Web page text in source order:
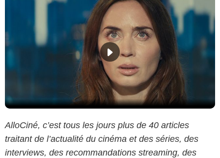
AlloCiné, c’est tous les jours plus de 40 articles
traitant de l’actualité du cinéma et des séries, des
interviews, des recommandations streaming, des